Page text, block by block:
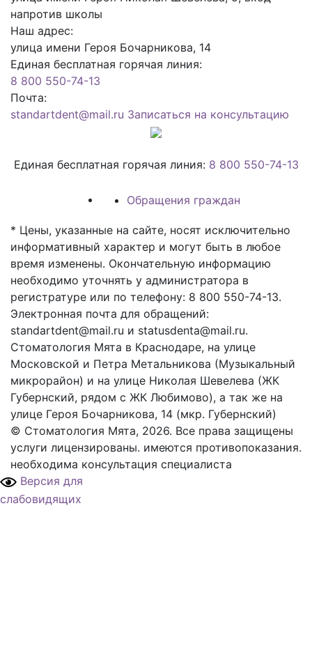
напротив школы
Наш адрес:
улица имени Героя Бочарникова, 14
Единая бесплатная горячая линия:
8 800 550-74-13
Почта:
standartdent@mail.ru Записаться на консультацию
Единая бесплатная горячая линия: 8 800 550-74-13
Обращения граждан
* Цены, указанные на сайте, носят исключительно
информативный характер и могут быть в любое
время изменены. Окончательную информацию
необходимо уточнять у администратора в
регистратуре или по телефону: 8 800 550-74-13.
Электронная почта для обращений:
standartdent@mail.ru и statusdenta@mail.ru.
Стоматология Мята в Краснодаре, на улице
Московской и Петра Метальникова (Музыкальный
микрорайон) и на улице Николая Шевелева (ЖК
Губернский, рядом с ЖК Любимово), а так же на
улице Героя Бочарникова, 14 (мкр. Губернский)
© Стоматология Мята, 2026. Все права защищены
услуги лицензированы. имеются противопоказания.
необходима консультация специалиста
Версия для
слабовидящих